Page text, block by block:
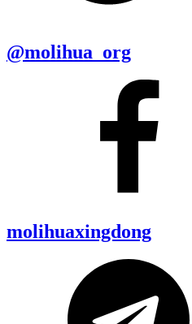
@molihua_org
molihuaxingdong